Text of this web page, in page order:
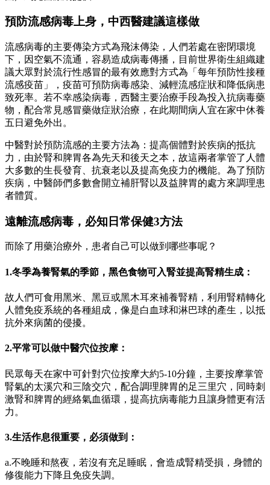
預防流感病毒上身，中西醫建議這樣做
流感病毒的主要傳染方式為飛沫傳染，人們若處在密閉環境
下，因空氣不流通，容易造成病毒傳播，目前世界衛生組織建
議大眾對於流行性感冒的最有效應對方式為「每年預防性接種
流感疫苗」，疫苗可預防病毒感染、減輕流感症狀和降低病患
致死率。若不幸感染病毒，西醫主要治療手段為投入抗病毒藥
物，配合常見感冒藥做症狀治療，在此期間病人宜在家中休養
五日避免外出。
中醫對於預防流感的主要方法為：提高個體對於疾病的抵抗
力，由於腎和脾胃各為先天和後天之本，故這兩者掌管了人體
大多數的生長發育、抗衰老以及提高免疫力的機能。為了預防
疾病，中醫師們多數會開立補肝腎以及益脾胃的處方來調理患
者體質。
遠離流感病毒，必知日常保健3方法
而除了用藥治療外，患者自己可以做到哪些事呢？
1.冬季為養腎氣的季節，黑色食物可入腎並提高腎精生成：
故人們可食用黑米、黑豆或黑木耳來補養腎精，利用腎精轉化
人體免疫系統的各種組成，像是白血球和淋巴球的產生，以抵
抗外來病菌的侵擾。
2.平常可以做中醫穴位按摩：
民眾每天在家中可針對穴位按摩大約5-10分鐘，主要按摩掌管
腎氣的太溪穴和三陰交穴，配合調理脾胃的足三里穴，同時刺
激腎和脾胃的經絡氣血循環，提高抗病毒能力且讓身體更有活
力。
3.生活作息很重要，必須做到：
a.不晚睡和熬夜，若沒有充足睡眠，會造成腎精受損，身體的
修復能力下降且免疫失調。